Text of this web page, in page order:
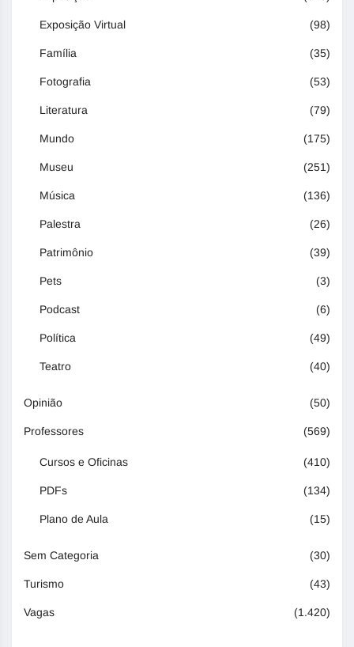
Exposição Virtual (98)
Família (35)
Fotografia (53)
Literatura (79)
Mundo (175)
Museu (251)
Música (136)
Palestra (26)
Patrimônio (39)
Pets (3)
Podcast (6)
Política (49)
Teatro (40)
Opinião (50)
Professores (569)
Cursos e Oficinas (410)
PDFs (134)
Plano de Aula (15)
Sem Categoria (30)
Turismo (43)
Vagas (1.420)